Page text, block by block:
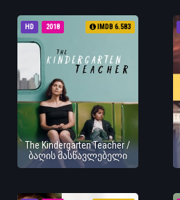
HD 2018 IMDB 6.583
The Kindergarten Teacher /
ბაღის მასწავლებელი